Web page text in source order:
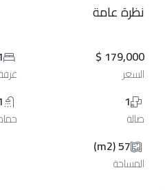
نظرة عامة
179,000 $
السعر
1
صالة
57 (m2)
المساحة